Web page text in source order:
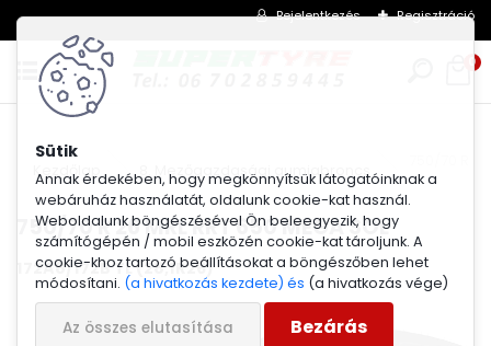
Annak érdekében, hogy megkönnyítsük látogatóinknak a
webáruház használatát, oldalunk cookie-kat használ.
Weboldalunk böngészésével Ön beleegyezik, hogy
számítógépén / mobil eszközén cookie-kat tároljunk. A
cookie-khoz tartozó beállításokat a böngészőben lehet
módosítani. (a hivatkozás kezdete) és (a hivatkozás vége)
Az összes elutasítása Bezárás
Bejelentkezés Regisztráció
0
Kezdőlap 8. Mezőgazdasági gumiabroncs
750/70 R 26 MRL RRT 650 MEGA SOL
172A8/172B TL (28,1R26)